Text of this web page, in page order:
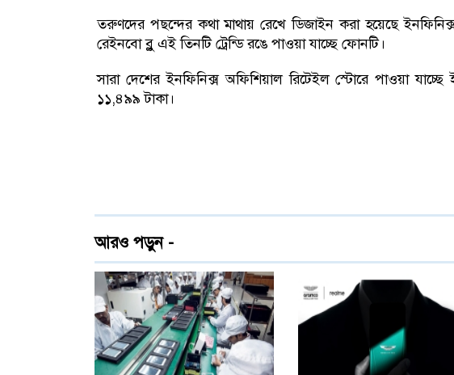
তরুণদের পছন্দের কথা মাথায় রেখে ডিজাইন করা হয়েছে ইনফিনিক্স
রেইনবো ব্লু এই তিনটি ট্রেন্ডি রঙে পাওয়া যাচ্ছে ফোনটি।
সারা দেশের ইনফিনিক্স অফিশিয়াল রিটেইল স্টোরে পাওয়া যাচ্ছে
১১,৪৯৯ টাকা।
আরও পড়ুন -